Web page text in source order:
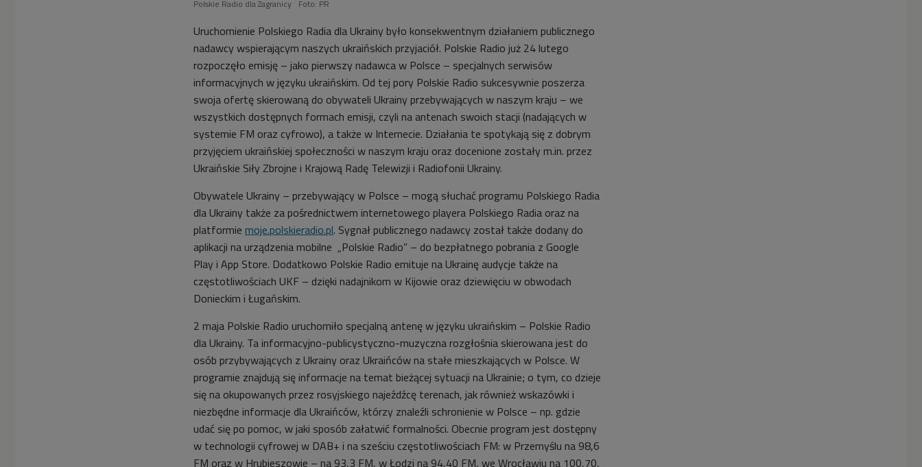
Polskie Radio dla Zagranicy Foto: PR
Uruchomienie Polskiego Radia dla Ukrainy było konsekwentnym działaniem publicznego
nadawcy wspierającym naszych ukraińskich przyjaciół. Polskie Radio już 24 lutego
rozpoczęło emisję – jako pierwszy nadawca w Polsce – specjalnych serwisów
informacyjnych w języku ukraińskim. Od tej pory Polskie Radio sukcesywnie poszerza
swoja ofertę skierowaną do obywateli Ukrainy przebywających w naszym kraju – we
wszystkich dostępnych formach emisji, czyli na antenach swoich stacji (nadających w
systemie FM oraz cyfrowo), a także w Internecie. Działania te spotykają się z dobrym
przyjęciem ukraińskiej społeczności w naszym kraju oraz docenione zostały m.in. przez
Ukraińskie Siły Zbrojne i Krajową Radę Telewizji i Radiofonii Ukrainy.
Obywatele Ukrainy – przebywający w Polsce – mogą słuchać programu Polskiego Radia
dla Ukrainy także za pośrednictwem internetowego playera Polskiego Radia oraz na
platformie moje.polskieradio.pl. Sygnał publicznego nadawcy został także dodany do
aplikacji na urządzenia mobilne „Polskie Radio” – do bezpłatnego pobrania z Google
Play i App Store. Dodatkowo Polskie Radio emituje na Ukrainę audycje także na
częstotliwościach UKF – dzięki nadajnikom w Kijowie oraz dziewięciu w obwodach
Donieckim i Ługańskim.
2 maja Polskie Radio uruchomiło specjalną antenę w języku ukraińskim – Polskie Radio
dla Ukrainy. Ta informacyjno-publicystyczno-muzyczna rozgłośnia skierowana jest do
osób przybywających z Ukrainy oraz Ukraińców na stałe mieszkających w Polsce. W
programie znajdują się informacje na temat bieżącej sytuacji na Ukrainie; o tym, co dzieje
się na okupowanych przez rosyjskiego najeźdźcę terenach, jak również wskazówki i
niezbędne informacje dla Ukraińców, którzy znaleźli schronienie w Polsce – np. gdzie
udać się po pomoc, w jaki sposób załatwić formalności. Obecnie program jest dostępny
w technologii cyfrowej w DAB+ i na sześciu częstotliwościach FM: w Przemyślu na 98,6
FM oraz w Hrubieszowie – na 93,3 FM, w Łodzi na 94,40 FM, we Wrocławiu na 100,70,